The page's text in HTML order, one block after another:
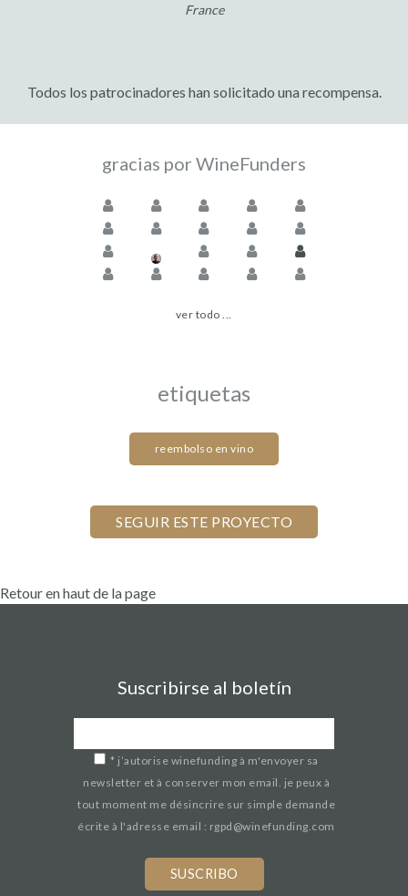
France
Todos los patrocinadores han solicitado una recompensa.
gracias por WineFunders
ver todo ...
etiquetas
reembolso en vino
Retour en haut de la page
Suscribirse al boletín
* j’autorise winefunding à m'envoyer sa
newsletter et à conserver mon email. je peux à
tout moment me désincrire sur simple demande
écrite à l'adresse email : rgpd@winefunding.com